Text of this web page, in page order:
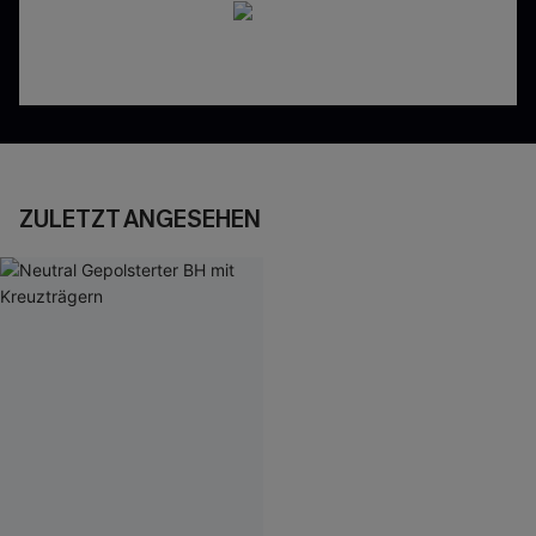
ZULETZT ANGESEHEN